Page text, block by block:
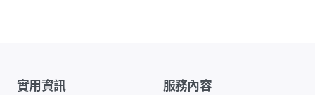
實用資訊 服務內容